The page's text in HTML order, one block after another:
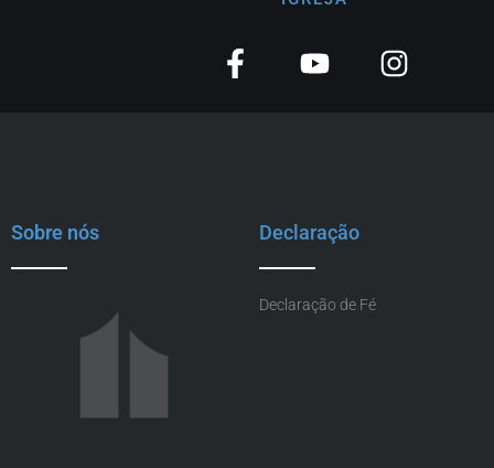
Sobre nós Declaração
Declaração de Fé